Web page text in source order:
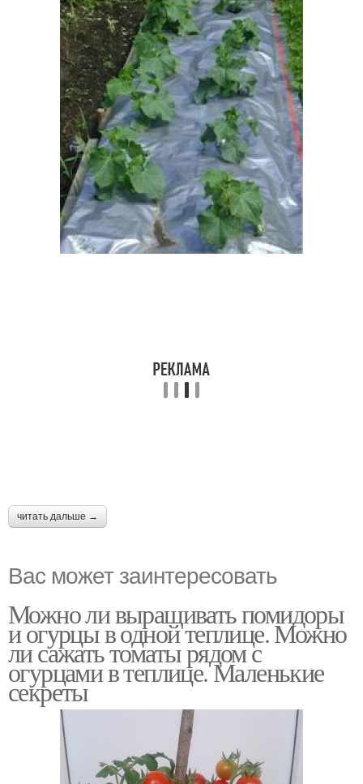
читать дальше →
Вас может заинтересовать
Можно ли выращивать помидоры
и огурцы в одной теплице. Можно
ли сажать томаты рядом с
огурцами в теплице. Маленькие
секреты